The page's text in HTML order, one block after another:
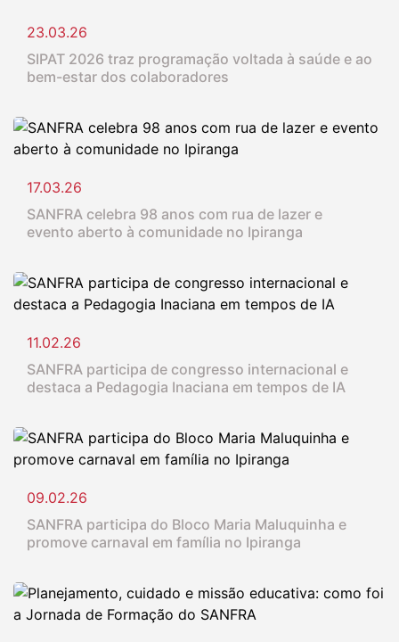
23.03.26
SIPAT 2026 traz programação voltada à saúde e ao
bem-estar dos colaboradores
17.03.26
SANFRA celebra 98 anos com rua de lazer e
evento aberto à comunidade no Ipiranga
11.02.26
SANFRA participa de congresso internacional e
destaca a Pedagogia Inaciana em tempos de IA
09.02.26
SANFRA participa do Bloco Maria Maluquinha e
promove carnaval em família no Ipiranga